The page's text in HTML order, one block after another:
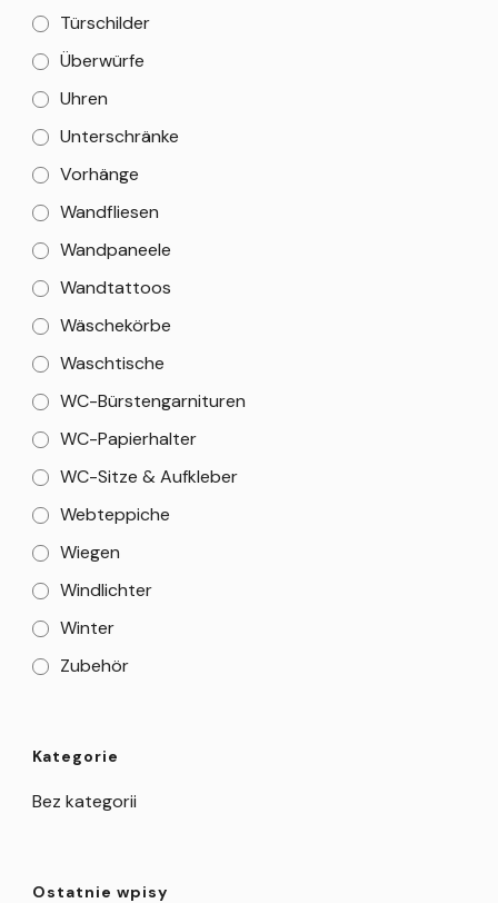
Türschilder
Überwürfe
Uhren
Unterschränke
Vorhänge
Wandfliesen
Wandpaneele
Wandtattoos
Wäschekörbe
Waschtische
WC-Bürstengarnituren
WC-Papierhalter
WC-Sitze & Aufkleber
Webteppiche
Wiegen
Windlichter
Winter
Zubehör
Kategorie
Bez kategorii
Ostatnie wpisy